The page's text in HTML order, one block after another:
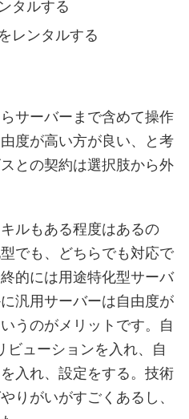
タルする
レンタルする
サーバーまで含めて操作
度が高い方が良い、と考
との契約は選択肢から外
ルもある程度はあるの
でも、どちらでも対応で
的には用途特化型サーバ
汎用サーバーは自由度が
うのがメリットです。自
ューションを入れ、自
入れ、設定をする。技術
りがいがすごくあるし、